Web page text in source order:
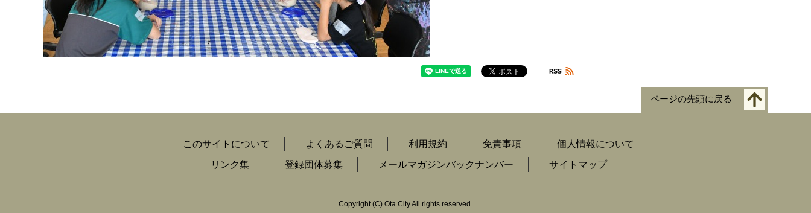
ページの先頭に戻る
このサイトについて よくあるご質問 利用規約 免責事項
個人情報について
リンク集
登録団体募集 メールマガジンバックナンバー サイトマップ
Copyright(C) Ota City All rights reserved.